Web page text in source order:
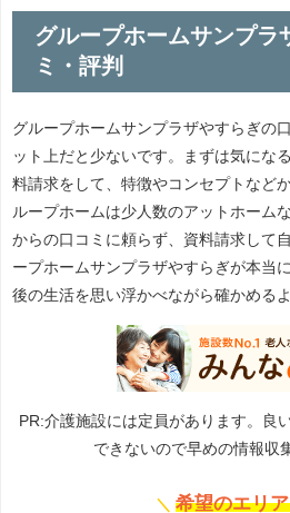
グループホームサンプラ
ミ・評判
グループホームサンプラザやすらぎの
ット上だと少ないです。まずは気にな
料請求をして、特徴やコンセプトなど
ループホームは少人数のアットホーム
からの口コミに頼らず、資料請求して
ープホームサンプラザやすらぎが本当
後の生活を思い浮かべながら確かめる
PR:介護施設には定員があります。良
できないので早めの情報収
＼ 希望のエリ